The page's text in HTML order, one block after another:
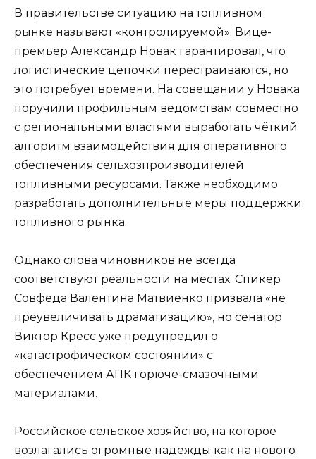
В правительстве ситуацию на топливном
рынке называют «контролируемой». Вице-
премьер Александр Новак гарантировал, что
логистические цепочки перестраиваются, но
это потребует времени. На совещании у Новака
поручили профильным ведомствам совместно
с региональными властями выработать чёткий
алгоритм взаимодействия для оперативного
обеспечения сельхозпроизводителей
топливными ресурсами. Также необходимо
разработать дополнительные меры поддержки
топливного рынка.
Однако слова чиновников не всегда
соответствуют реальности на местах. Спикер
Совфеда Валентина Матвиенко призвала «не
преувеличивать драматизацию», но сенатор
Виктор Кресс уже предупредил о
«катастрофическом состоянии» с
обеспечением АПК горюче-смазочными
материалами.
Российское сельское хозяйство, на которое
возлагались огромные надежды как на нового